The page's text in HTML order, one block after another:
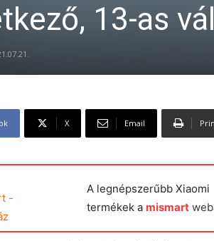
13-as
X Email
A legnépszerűbb Xiaomi
termékek a mismart